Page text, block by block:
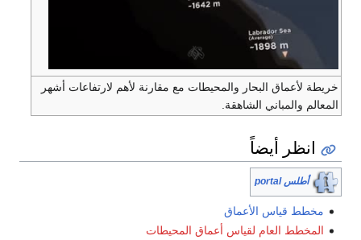
لأعماق البحار والمحيطات مع مقارنة لأهم لارتفاعات أشهر
والمباني الشاهقة.
انظر أيضاً
أطلس portal
قياس الأعماق
العام لقياس أعماق المحيطات